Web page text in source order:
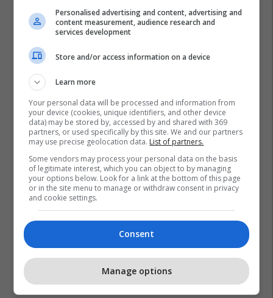
Personalised advertising and content, advertising and
content measurement, audience research and
services development
Store and/or access information on a device
Learn more
Your personal data will be processed and information from
your device (cookies, unique identifiers, and other device
data) may be stored by, accessed by and shared with 369
partners, or used specifically by this site. We and our partners
may use precise geolocation data. List of partners.
Some vendors may process your personal data on the basis
of legitimate interest, which you can object to by managing
your options below. Look for a link at the bottom of this page
or in the site menu to manage or withdraw consent in privacy
and cookie settings.
Consent
Manage options